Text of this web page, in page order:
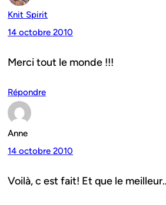
Knit Spirit
14 octobre 2010
Merci tout le monde !!!
Répondre
Anne
14 octobre 2010
Voilà, c est fait! Et que le